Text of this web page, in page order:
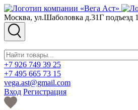
Москва, ул.Шаболовка д.31Г подъезд 1
+7 926 749 39 25
+7 495 665 73 15
vega.ast@gmail.com
Вход Регистрация